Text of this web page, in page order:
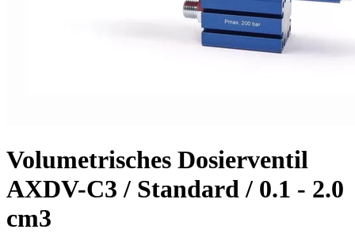
Volumetrisches Dosierventil
AXDV-C3 / Standard / 0.1 - 2.0
cm3